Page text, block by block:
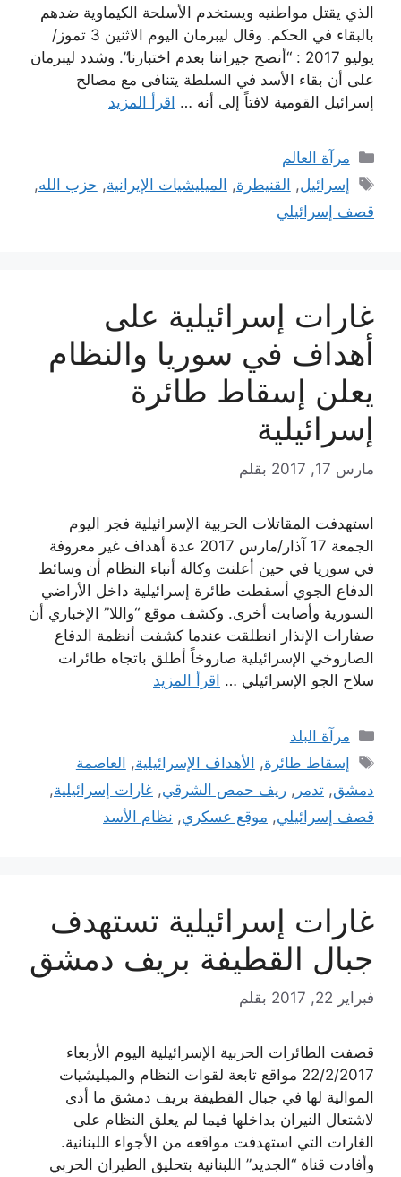
الذي يقتل مواطنيه ويستخدم الأسلحة الكيماوية ضدهم
بالبقاء في الحكم. وقال ليبرمان اليوم الاثنين 3 تموز/
يوليو 2017 : “أنصح جيراننا بعدم اختبارنا”. وشدد ليبرمان
على أن بقاء الأسد في السلطة يتنافى مع مصالح
إسرائيل القومية لافتاً إلى أنه … اقرأ المزيد
التصنيفات
مرآة العالم
الوسوم
إسرائيل, القنيطرة, الميليشيات الإيرانية, حزب الله,
قصف إسرائيلي
غارات إسرائيلية على
أهداف في سوريا والنظام
يعلن إسقاط طائرة
إسرائيلية
مارس 17, 2017 بقلم
استهدفت المقاتلات الحربية الإسرائيلية فجر اليوم
الجمعة 17 آذار/مارس 2017 عدة أهداف غير معروفة
في سوريا في حين أعلنت وكالة أنباء النظام أن وسائط
الدفاع الجوي أسقطت طائرة إسرائيلية داخل الأراضي
السورية وأصابت أخرى. وكشف موقع “واللا” الإخباري أن
صفارات الإنذار انطلقت عندما كشفت أنظمة الدفاع
الصاروخي الإسرائيلية صاروخاً أطلق باتجاه طائرات
سلاح الجو الإسرائيلي … اقرأ المزيد
التصنيفات
مرآة البلد
الوسوم
إسقاط طائرة, الأهداف الإسرائيلية, العاصمة
دمشق, تدمر , ريف حمص الشرقي, غارات إسرائيلية,
قصف إسرائيلي, موقع عسكري, نظام الأسد
غارات إسرائيلية تستهدف
جبال القطيفة بريف دمشق
فبراير 22, 2017 بقلم
قصفت الطائرات الحربية الإسرائيلية اليوم الأربعاء
22/2/2017 مواقع تابعة لقوات النظام والميليشيات
الموالية لها في جبال القطيفة بريف دمشق ما أدى
لاشتعال النيران بداخلها فيما لم يعلق النظام على
الغارات التي استهدفت مواقعه من الأجواء اللبنانية.
وأفادت قناة “الجديد” اللبنانية بتحليق الطيران الحربي